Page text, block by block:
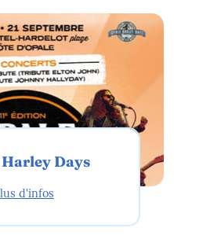
Days
d'infos